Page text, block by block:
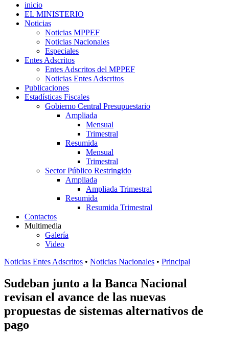
inicio
EL MINISTERIO
Noticias
Noticias MPPEF
Noticias Nacionales
Especiales
Entes Adscritos
Entes Adscritos del MPPEF
Noticias Entes Adscritos
Publicaciones
Estadísticas Fiscales
Gobierno Central Presupuestario
Ampliada
Mensual
Trimestral
Resumida
Mensual
Trimestral
Sector Público Restringido
Ampliada
Ampliada Trimestral
Resumida
Resumida Trimestral
Contactos
Multimedia
Galería
Video
Noticias Entes Adscritos • Noticias Nacionales • Principal
Sudeban junto a la Banca Nacional
revisan el avance de las nuevas
propuestas de sistemas alternativos de
pago